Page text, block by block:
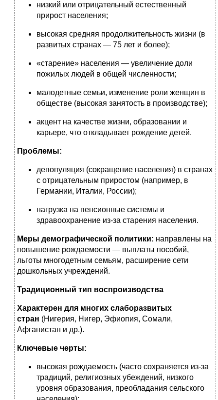
низкий или отрицательный естественный
прирост населения;
высокая средняя продолжительность жизни (в
развитых странах — 75 лет и более);
«старение» населения — увеличение доли
пожилых людей в общей численности;
малодетные семьи, изменение роли женщин в
обществе (высокая занятость в производстве);
акцент на качестве жизни, образовании и
карьере, что откладывает рождение детей.
Проблемы:
депопуляция (сокращение населения) в странах
с отрицательным приростом (например, в
Германии, Италии, России);
нагрузка на пенсионные системы и
здравоохранение из-за старения населения.
Меры демографической политики: направлены на
повышение рождаемости — выплаты пособий,
льготы многодетным семьям, расширение сети
дошкольных учреждений.
Традиционный тип воспроизводства
Характерен для многих слаборазвитых
стран (Нигерия, Нигер, Эфиопия, Сомали,
Афганистан и др.).
Ключевые черты:
высокая рождаемость (часто сохраняется из-за
традиций, религиозных убеждений, низкого
уровня образования, преобладания сельского